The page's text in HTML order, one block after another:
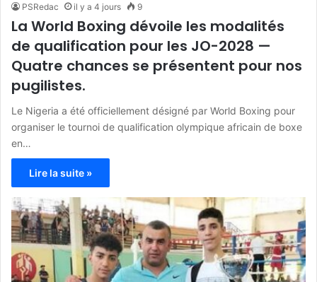
PSRedac il y a 4 jours 9
La World Boxing dévoile les modalités
de qualification pour les JO-2028 —
Quatre chances se présentent pour nos
pugilistes.
Le Nigeria a été officiellement désigné par World Boxing pour
organiser le tournoi de qualification olympique africain de boxe
en…
Lire la suite »